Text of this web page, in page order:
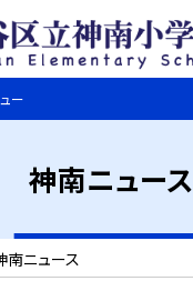
ー
神南ニュース
南ニュース